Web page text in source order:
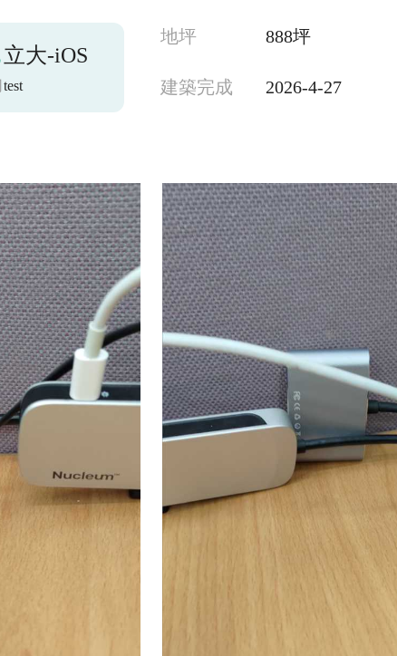
立大-iOS
test
地坪 888坪
建築完成 2026-4-27